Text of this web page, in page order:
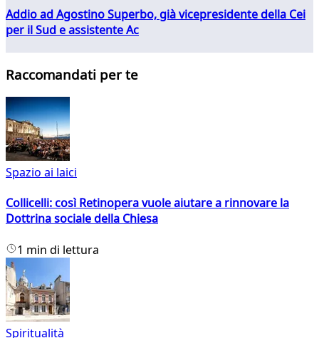
Addio ad Agostino Superbo, già vicepresidente della Cei
per il Sud e assistente Ac
Raccomandati per te
Spazio ai laici
Collicelli: così Retinopera vuole aiutare a rinnovare la
Dottrina sociale della Chiesa
1 min di lettura
Spiritualità